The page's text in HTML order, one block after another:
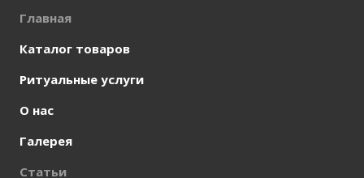
Главная
Каталог товаров
Ритуальные услуги
О нас
Галерея
Статьи